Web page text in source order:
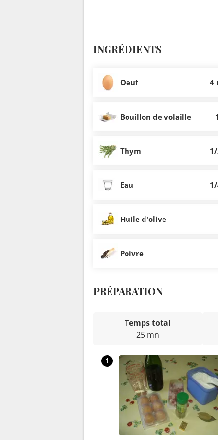
INGRÉDIENTS
Oeuf 4
Bouillon de volaille
Thym
Eau
Huile d'olive
Poivre
PRÉPARATION
Temps total
25 mn
1